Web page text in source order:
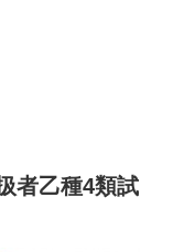
者乙種4類試